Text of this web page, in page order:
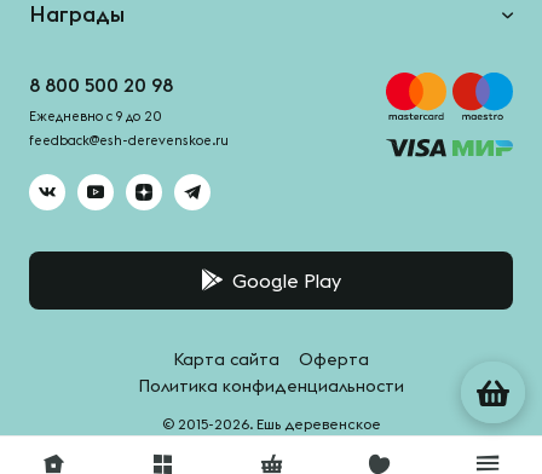
Награды
8 800 500 20 98
Ежедневно с 9 до 20
feedback@esh-derevenskoe.ru
Google Play
© 2015-2026. Ешь деревенское
Карта сайта
Оферта
Политика конфиденциальности
Система качества - HACCPro